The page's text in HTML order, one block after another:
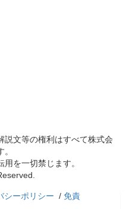
説文等の権利はすべて株式会
を一切禁じます。
シーポリシー / 免責